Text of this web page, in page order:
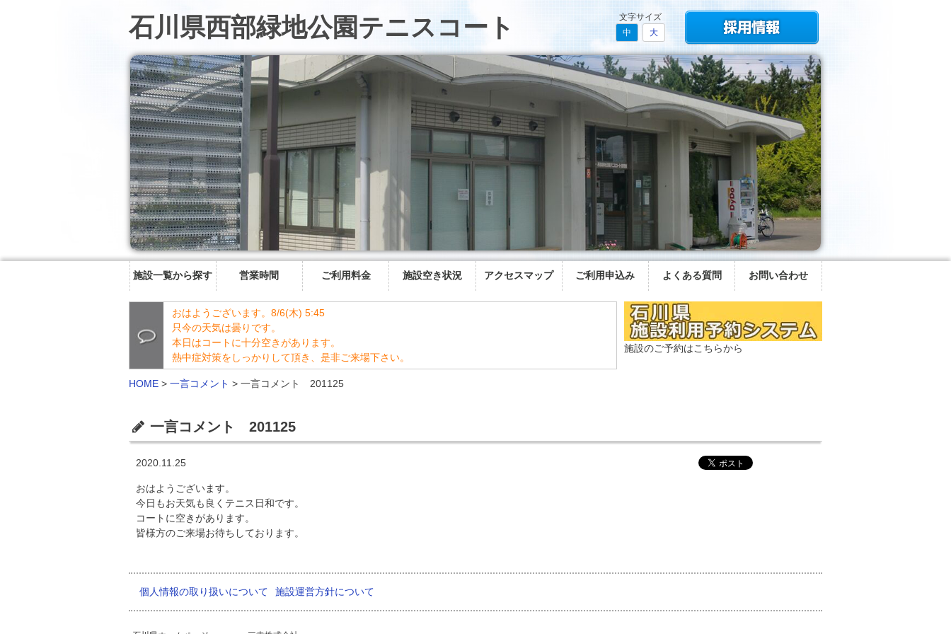
石川県西部緑地公園テニスコート
文字サイズ
中
大
施設一覧から探す 営業時間 ご利用料金 施設空き状況 アクセスマップ ご利用申込み よくある質問 お問い合わせ
おはようございます。8/6(木) 5:45
只今の天気は曇りです。
本日はコートに十分空きがあります。
熱中症対策をしっかりして頂き、是非ご来場下さい。
HOME > 一言コメント > 一言コメント 201125
施設のご予約はこちらから
一言コメント 201125
2020.11.25
おはようございます。
今日もお天気も良くテニス日和です。
コートに空きがあります。
皆様方のご来場お待ちしております。
個人情報の取り扱いについて 施設運営方針について